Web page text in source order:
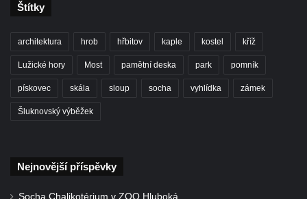
nad Vltavou
Kašna se sochou Voda u Palackého ulice v
Fontána poblíž kruhového objezdu v České
Štítky
architektura hrob hřbitov kaple kostel kříž
Lužické hory Most pamětní deska park pomník
pískovec skála sloup socha vyhlídka zámek
Šluknovský výběžek
Nejnovější příspěvky
Socha Chalikotérium v ZOO Hluboká